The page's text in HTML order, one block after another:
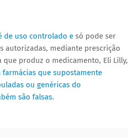
de uso controlado e só pode ser
autorizadas, mediante prescrição
que produz o medicamento, Eli Lilly,
que supostamente
ou genéricas do
são falsas.